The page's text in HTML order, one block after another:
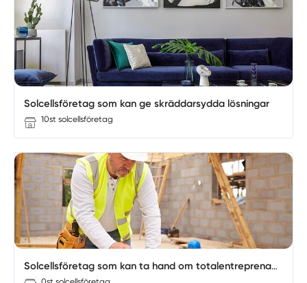
Solcellsföretag som kan ge skräddarsydda lösningar
10st solcellsföretag
Solcellsföretag som kan ta hand om totalentreprenaden